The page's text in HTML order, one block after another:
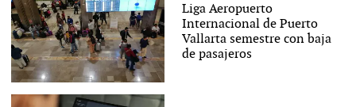
Liga Aeropuerto
Internacional de Puerto
Vallarta semestre con baja
de pasajeros